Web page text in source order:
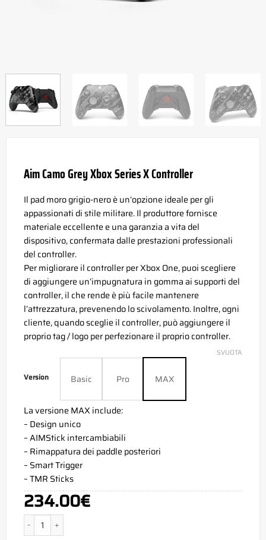
Aim Camo Grey Xbox Series X Controller
Il pad moro grigio-nero è un’opzione ideale per gli
appassionati di stile militare. Il produttore fornisce
materiale eccellente e una garanzia a vita del
dispositivo, confermata dalle prestazioni professionali
del controller.
Per migliorare il controller per Xbox One, puoi scegliere
di aggiungere un’impugnatura in gomma ai supporti del
controller, il che rende è più facile mantenere
l’attrezzatura, prevenendo lo scivolamento. Inoltre, ogni
cliente, quando sceglie il controller, può aggiungere il
proprio tag / logo per perfezionare il proprio controller.
Version Basic Pro MAX
SVUOTA
La versione MAX include:
– Design unico
– AIMStick intercambiabili
– Rimappatura dei paddle posteriori
– Smart Trigger
– TMR Sticks
234.00€
Aim Camo Grey Xbox Series X Controller quantità